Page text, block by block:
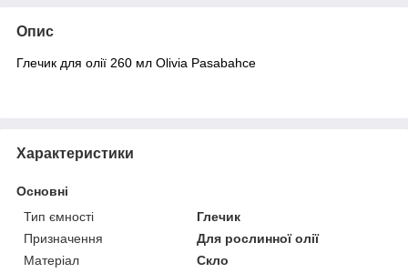
Опис
Глечик для олії 260 мл Olivia Pasabahce
Характеристики
Основні
Тип ємності
Глечик
Призначення
Для рослинної олії
Матеріал
Скло